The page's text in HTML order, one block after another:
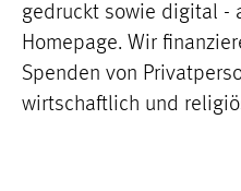
gedruckt sowie digital -
Homepage. Wir
Spenden von
wirtschaftlich und